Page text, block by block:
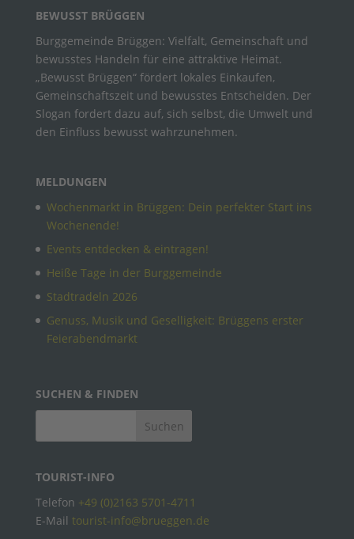
BEWUSST BRÜGGEN
Burggemeinde Brüggen: Vielfalt, Gemeinschaft und
bewusstes Handeln für eine attraktive Heimat.
„Bewusst Brüggen“ fördert lokales Einkaufen,
Gemeinschaftszeit und bewusstes Entscheiden. Der
Slogan fordert dazu auf, sich selbst, die Umwelt und
den Einfluss bewusst wahrzunehmen.
MELDUNGEN
Wochenmarkt in Brüggen: Dein perfekter Start ins
Wochenende!
Events entdecken & eintragen!
Heiße Tage in der Burggemeinde
Stadtradeln 2026
Genuss, Musik und Geselligkeit: Brüggens erster
Feierabendmarkt
SUCHEN & FINDEN
TOURIST-INFO
Telefon +49 (0)2163 5701-4711
E-Mail tourist-info@brueggen.de